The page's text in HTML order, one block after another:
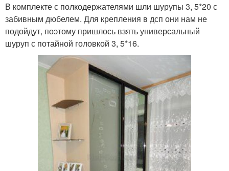
В комплекте с полкодержателями шли шурупы 3, 5*20 с
забивным дюбелем. Для крепления в дсп они нам не
подойдут, поэтому пришлось взять универсальный
шуруп с потайной головкой 3, 5*16.